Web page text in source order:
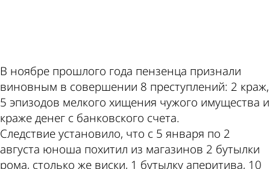
В ноябре прошлого года пензенца признали
виновным в совершении 8 преступлений: 2 краж,
5 эпизодов мелкого хищения чужого имущества и
краже денег с банковского счета.
Следствие установило, что с 5 января по 2
августа юноша похитил из магазинов 2 бутылки
рома, столько же виски, 1 бутылку аперитива, 10